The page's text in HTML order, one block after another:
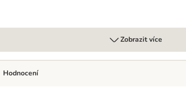
Zobrazit více
Hodnocení